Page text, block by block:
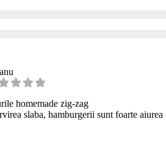
homemade zig-zag
slaba, hamburgerii sunt foarte aiurea